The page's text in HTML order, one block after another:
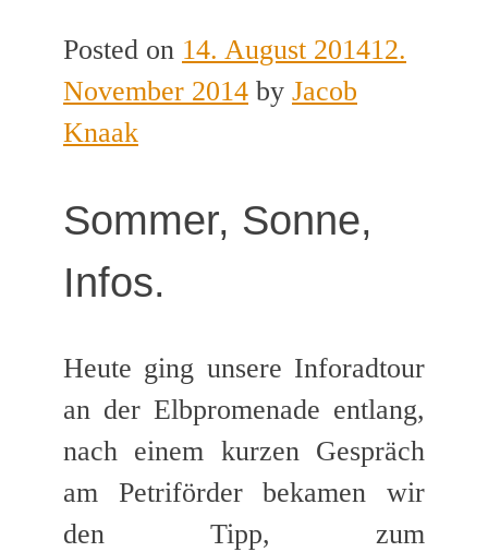
Posted on 14. August 201412.
November 2014 by Jacob
Knaak
Sommer, Sonne,
Infos.
Heute ging unsere Inforadtour
an der Elbpromenade entlang,
nach einem kurzen Gespräch
am Petriförder bekamen wir
den Tipp, zum